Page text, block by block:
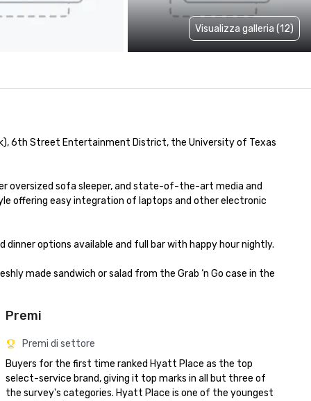
Visualizza galleria (12)
6th Street Entertainment District, the University of Texas
oversized sofa sleeper, and state-of-the-art media and
offering easy integration of laptops and other electronic
options available and full bar with happy hour nightly.
made sandwich or salad from the Grab ‘n Go case in the
Premi
Premi di settore
Buyers for the first time ranked Hyatt Place as the top
select-service brand, giving it top marks in all but three of
the survey's categories. Hyatt Place is one of the youngest